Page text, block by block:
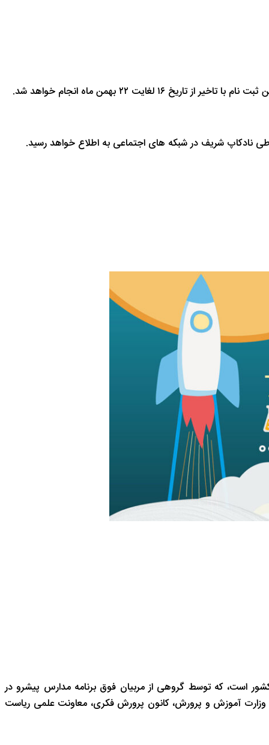
نادکاپ شریف در شبکه های اجتماعی به اطلاع خواهد رسید.
است، که توسط گروهی از مربیان فوق برنامه مدارس پیشرو در
آموزش و پرورش، کانون پرورش فکری، معاونت علمی ریاست